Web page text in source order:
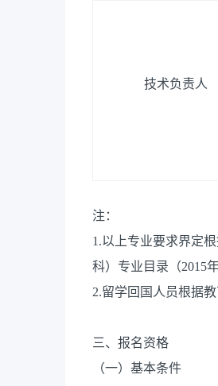
技术负责人
注：
1.以上专业要求界定
科）专业目录（2015
2.留学回国人员根据
三、报名资格
（一）基本条件